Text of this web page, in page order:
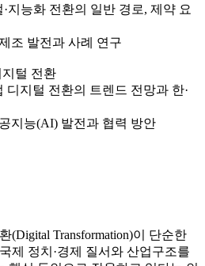
지능화 전환의 일반 경로, 제약 요
조 발전과 사례 연구
털 전환
디지털 전환의 트렌드 전망과 한·
지능(AI) 발전과 협력 방안
(Digital Transformation)이 단순한
제 정치·경제 질서와 산업구조를